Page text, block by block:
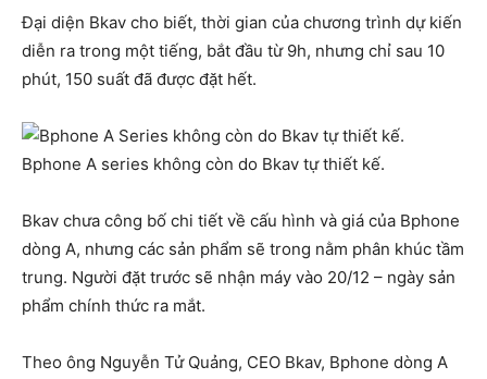
Đại diện Bkav cho biết, thời gian của chương trình dự kiến
diễn ra trong một tiếng, bắt đầu từ 9h, nhưng chỉ sau 10
phút, 150 suất đã được đặt hết.
Bphone A series không còn do Bkav tự thiết kế.
Bkav chưa công bố chi tiết về cấu hình và giá của Bphone
dòng A, nhưng các sản phẩm sẽ trong nằm phân khúc tầm
trung. Người đặt trước sẽ nhận máy vào 20/12 – ngày sản
phẩm chính thức ra mắt.
Theo ông Nguyễn Tử Quảng, CEO Bkav, Bphone dòng A